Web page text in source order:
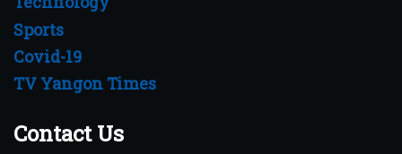
Sports
Covid-19
TV Yangon Times
Contact Us